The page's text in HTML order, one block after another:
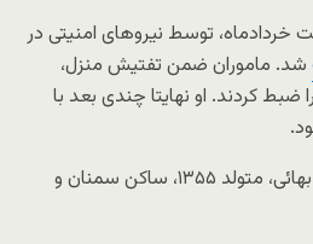
خردادماه، توسط نیروهای امنیتی در
شد. ماموران ضمن تفتیش منزل،
کردند. او نهایتا چندی بعد با
شهدخت خانجانی، شهروند بهائی، متولد ۱۳۵۵، ساکن سمنان و